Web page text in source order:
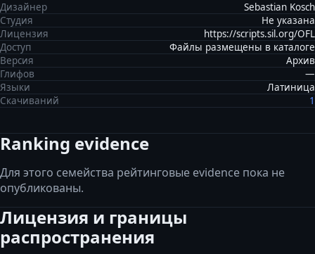
Дизайнер
Sebastian Kosch
Студия
Не указана
Лицензия
https://scripts.sil.org/OFL
Доступ
Файлы размещены в каталоге
Версия
Архив
Глифов
—
Языки
Латиница
Скачиваний
1
Ranking evidence
Для этого семейства рейтинговые evidence пока не
опубликованы.
Лицензия и границы
распространения